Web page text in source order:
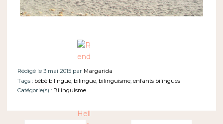
Rédigé le 3 mai 2015 par Margarida
Tags : bébé bilingue, bilingue, bilinguisme, enfants bilingues
Catégorie(s) : Bilinguisme